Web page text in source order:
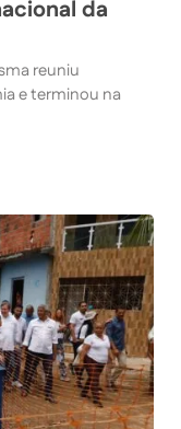
da
reuniu
e terminou na